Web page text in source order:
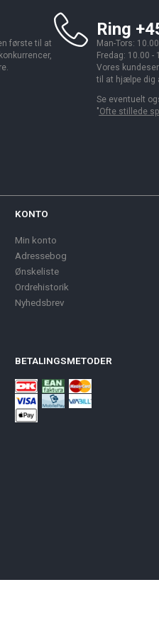
første til at
Ring
Man-Tors:
Fredag: 10.00 -
Vores
til at hjælpe dig
Se eventuelt
"Ofte stillede
KONTO
Min konto
Adressebog
Ønskeliste
Ordrehistorik
Nyhedsbrev
BETALINGSMETODER